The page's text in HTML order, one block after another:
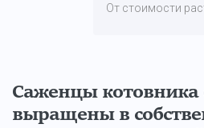
От стоимости
Саженцы котовника
выращены в